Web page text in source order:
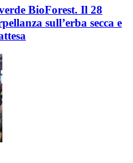
BioForest. Il 28
sull’erba secca e